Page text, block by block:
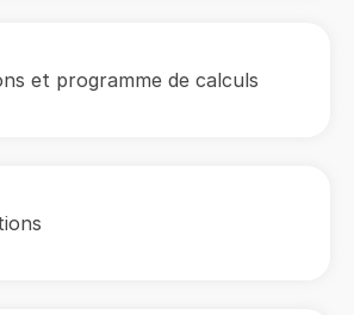
et programme de calculs